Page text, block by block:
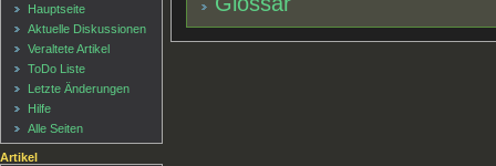
Hauptseite
Aktuelle Diskussionen
Veraltete Artikel
ToDo Liste
Letzte Änderungen
Hilfe
Alle Seiten
Artikel